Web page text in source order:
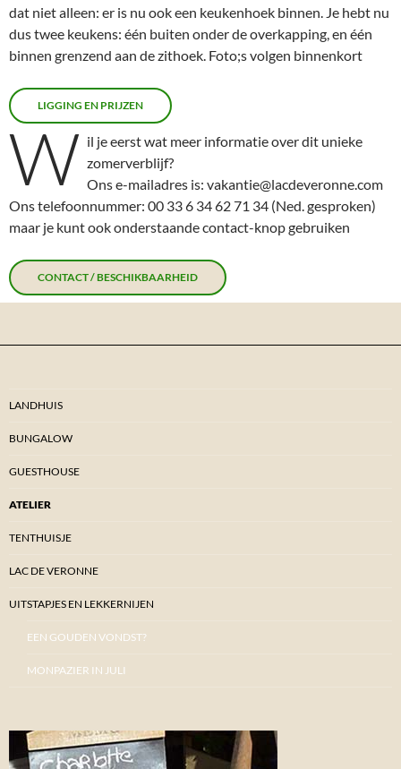
dat niet alleen: er is nu ook een keukenhoek binnen. Je hebt nu
dus twee keukens: één buiten onder de overkapping, en één
binnen grenzend aan de zithoek. Foto;s volgen binnenkort
LIGGING EN PRIJZEN
W il je eerst wat meer informatie over dit unieke
zomerverblijf?
Ons e-mailadres is: vakantie@lacdeveronne.com
Ons telefoonnummer: 00 33 6 34 62 71 34 (Ned. gesproken)
maar je kunt ook onderstaande contact-knop gebruiken
CONTACT / BESCHIKBAARHEID
LANDHUIS
BUNGALOW
GUESTHOUSE
ATELIER
TENTHUISJE
LAC DE VERONNE
UITSTAPJES EN LEKKERNIJEN
EEN GOUDEN VONDST?
MONPAZIER IN JULI